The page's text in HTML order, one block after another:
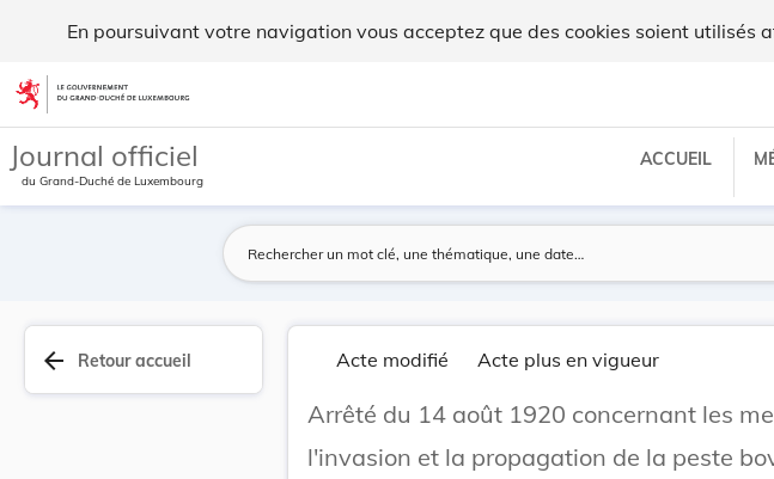
En poursuivant votre navigation vous acceptez que des cookies soient utilisés
Aller au contenu
Journal officiel
du Grand-Duché de Luxembourg
ACCUEIL
arrow_back Retour accueil Acte modifié Acte plus en vigueur
Arrêté du 14 août 1920 concernant les
l'invasion et la propagation de la peste